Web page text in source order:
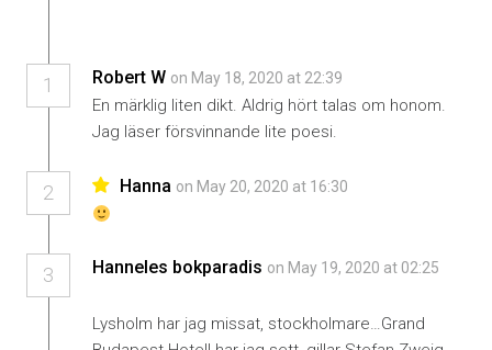
1 Robert W on May 18, 2020 at 22:39
En märklig liten dikt. Aldrig hört talas om honom.
Jag läser försvinnande lite poesi.
2 Hanna on May 20, 2020 at 16:30
3 Hanneles bokparadis on May 19, 2020 at 02:25
Lysholm har jag missat, stockholmare…Grand